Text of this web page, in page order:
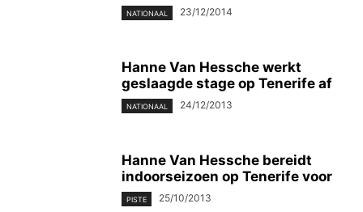
NATIONAAL 23/12/2014
Hanne Van Hessche werkt
geslaagde stage op Tenerife af
NATIONAAL 24/12/2013
Hanne Van Hessche bereidt
indoorseizoen op Tenerife voor
PISTE 25/10/2013